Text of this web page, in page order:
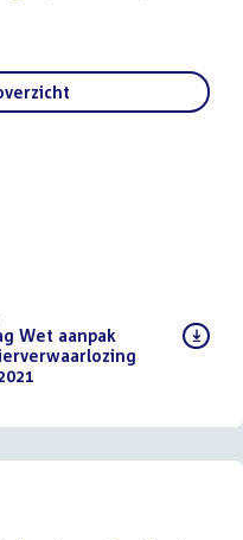
Wet aanpak